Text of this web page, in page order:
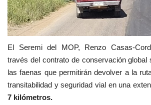
El Seremi del MOP, Renzo Casas-
través del contrato de conservación global
las faenas que permitirán devolver a la
transitabilidad y seguridad vial en una
7 kilómetros.